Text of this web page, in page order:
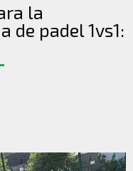
la
de padel 1vs1: